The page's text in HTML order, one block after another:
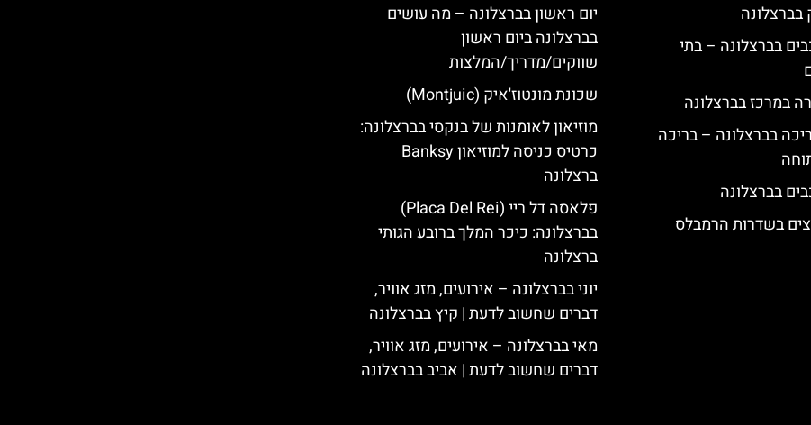
בברצלונה
5 כוכבים בברצלונה – בתי
במרכז בברצלונה
בברצלונה – בריכה
בשדרות הרמבלס
יום ראשון בברצלונה – מה עושים
בברצלונה ביום ראשון
שווקים/מדריך/המלצות
שכונת מונטוז'איק (Montjuic)
מוזיאון לאומנות של בנקסי בברצלונה:
כרטיס כניסה למוזיאון Banksy
ברצלונה
פלאסה דל ריי (Placa Del Rei)
בברצלונה: כיכר המלך ברובע הגותי
ברצלונה
יוני בברצלונה – אירועים, מזג אוויר,
דברים שחשוב לדעת | קיץ בברצלונה
מאי בברצלונה – אירועים, מזג אוויר,
דברים שחשוב לדעת | אביב בברצלונה